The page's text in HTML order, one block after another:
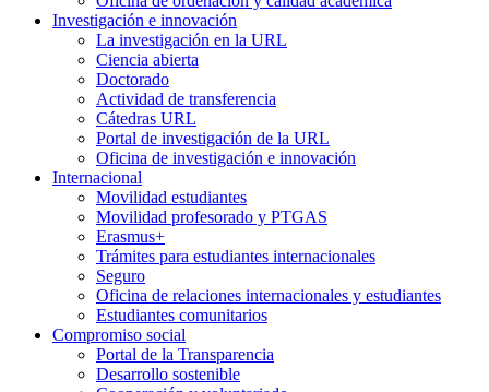
Investigación e innovación
La investigación en la URL
Ciencia abierta
Doctorado
Actividad de transferencia
Cátedras URL
Portal de investigación de la URL
Oficina de investigación e innovación
Internacional
Movilidad estudiantes
Movilidad profesorado y PTGAS
Erasmus+
Trámites para estudiantes internacionales
Seguro
Oficina de relaciones internacionales y estudiantes
Estudiantes comunitarios
Compromiso social
Portal de la Transparencia
Desarrollo sostenible